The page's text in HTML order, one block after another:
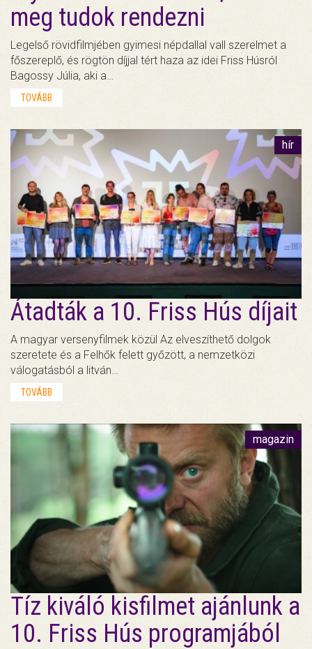
meg tudok rendezni
Legelső rövidfilmjében gyimesi népdallal vall szerelmet a
főszereplő, és rögtön díjjal tért haza az idei Friss Húsról
Bagossy Júlia, aki a…
TOVÁBB
hír
Átadták a 10. Friss Hús díjait
A magyar versenyfilmek közül Az elveszíthető dolgok
szeretete és a Felhők felett győzött, a nemzetközi
válogatásból a litván…
TOVÁBB
magazin
Tíz kiváló kisfilmet ajánlunk a
10. Friss Hús programjából